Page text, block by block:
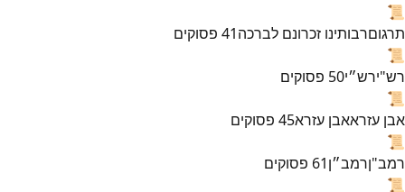
📜
תרגוםרבותינו זכרונם לברכה41 פסוקים
📜
רש"ירש״י50 פסוקים
📜
אבן עזראאבן עזרא45 פסוקים
📜
רמב"ןרמב״ן61 פסוקים
📜